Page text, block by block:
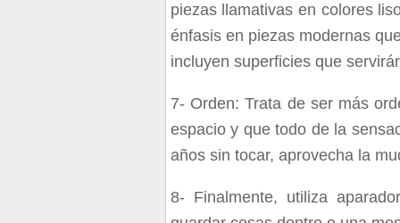
piezas llamativas en colores
énfasis en piezas modernas
incluyen superficies que
7- Orden: Trata de ser más
espacio y que todo de la
años sin tocar, aprovecha la
8- Finalmente, utiliza